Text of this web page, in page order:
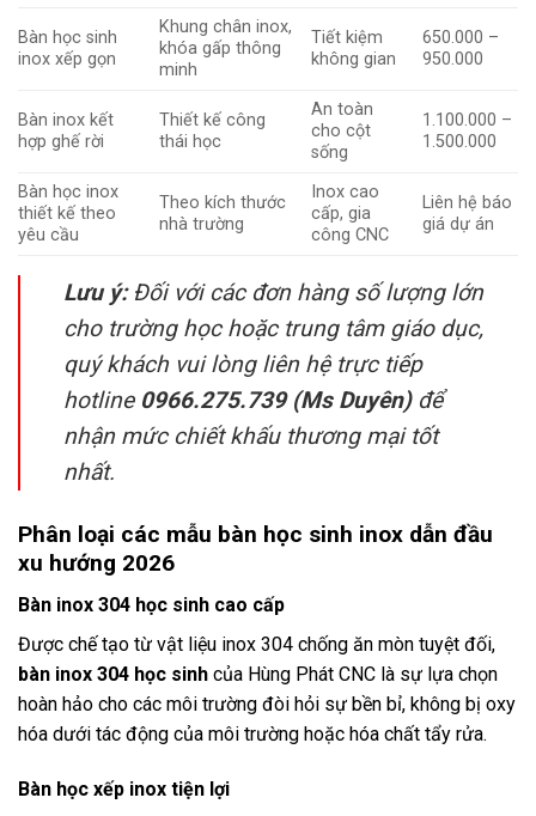
Bàn học sinh
inox xếp gọn
Khung chân inox,
khóa gấp thông
minh
Tiết kiệm
không gian
650.000 –
950.000
Bàn inox kết
hợp ghế rời
Thiết kế công
thái học
An toàn
cho cột
sống
1.100.000 –
1.500.000
Bàn học inox
thiết kế theo
yêu cầu
Theo kích thước
nhà trường
Inox cao
cấp, gia
công CNC
Liên hệ báo
giá dự án
Lưu ý:Đối với các đơn hàng số lượng lớn
cho trường học hoặc trung tâm giáo dục,
quý khách vui lòng liên hệ trực tiếp
hotline 0966.275.739 (Ms Duyên)để
nhận mức chiết khấu thương mại tốt
nhất.
Phân loại các mẫu bàn học sinh inox dẫn đầu
xu hướng 2026
Bàn inox 304 học sinh cao cấp
Được chế tạo từ vật liệu inox 304 chống ăn mòn tuyệt đối,
bàn inox 304 học sinh của Hùng Phát CNC là sự lựa chọn
hoàn hảo cho các môi trường đòi hỏi sự bền bỉ, không bị oxy
hóa dưới tác động của môi trường hoặc hóa chất tẩy rửa.
Bàn học xếp inox tiện lợi